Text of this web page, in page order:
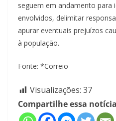
seguem em andamento para
envolvidos, delimitar
apurar eventuais prejuízos
à população.
Fonte: *Correio
Visualizações: 37
Compartilhe essa notícia